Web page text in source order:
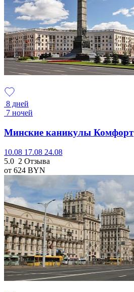
8 дней
7 ночей
Минские каникулы Комфорт
10.08 17.08 24.08
5.0 2 Отзыва
от 624 BYN